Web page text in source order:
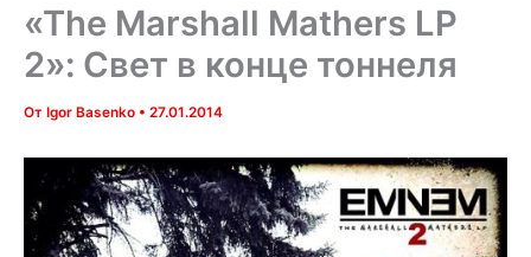
«The Marshall Mathers LP
2»: Свет в конце тоннеля
От Igor Basenko • 27.01.2014